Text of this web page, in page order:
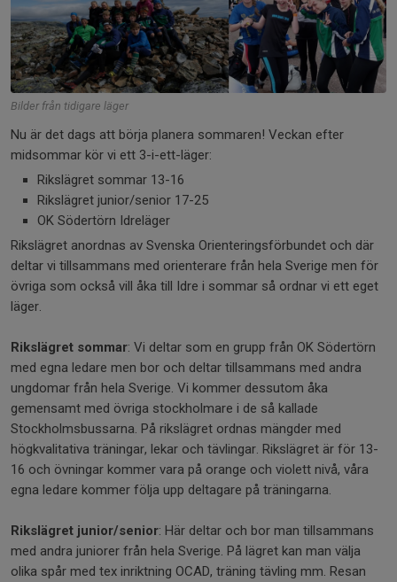
Bilder från tidigare läger
Nu är det dags att börja planera sommaren! Veckan efter
midsommar kör vi ett 3-i-ett-läger:
Rikslägret sommar 13-16
Rikslägret junior/senior 17-25
OK Södertörn Idreläger
Rikslägret anordnas av Svenska Orienteringsförbundet och där
deltar vi tillsammans med orienterare från hela Sverige men för
övriga som också vill åka till Idre i sommar så ordnar vi ett eget
läger.
Rikslägret sommar: Vi deltar som en grupp från OK Södertörn
med egna ledare men bor och deltar tillsammans med andra
ungdomar från hela Sverige. Vi kommer dessutom åka
gemensamt med övriga stockholmare i de så kallade
Stockholmsbussarna. På rikslägret ordnas mängder med
högkvalitativa träningar, lekar och tävlingar. Rikslägret är för 13-
16 och övningar kommer vara på orange och violett nivå, våra
egna ledare kommer följa upp deltagare på träningarna.
Rikslägret junior/senior: Här deltar och bor man tillsammans
med andra juniorer från hela Sverige. På lägret kan man välja
olika spår med tex inriktning OCAD, träning tävling mm. Resan